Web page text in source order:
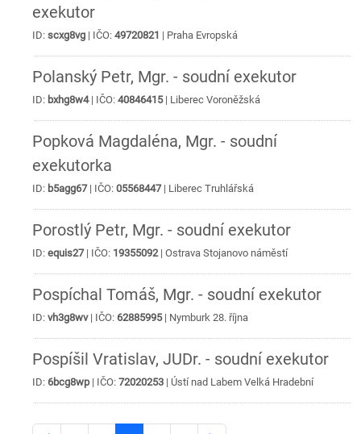
exekutor
ID:scxg8vg | IČO:49720821 | Praha Evropská
Polanský Petr, Mgr. - soudní exekutor
ID: bxhg8w4| IČO:40846415| LiberecVoroněžská
Popková Magdaléna, Mgr. - soudní
exekutorka
ID: b5agg67| IČO:05568447| LiberecTruhlářská
Porostlý Petr, Mgr. - soudní exekutor
ID:equis27| IČO: 19355092| OstravaStojanovo náměstí
Pospíchal Tomáš, Mgr. - soudní exekutor
ID:vh3g8wv| IČO: 62885995| Nymburk28. října
Pospíšil Vratislav, JUDr. - soudní exekutor
ID: 6bcg8wp| IČO:72020253 | Ústí nad LabemVelká Hradební